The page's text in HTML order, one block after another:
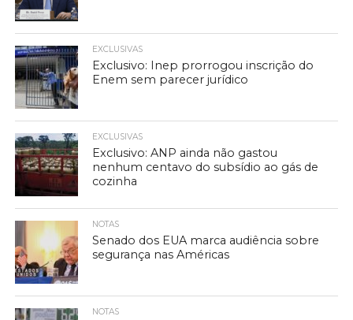
EXCLUSIVAS
Exclusivo: Inep prorrogou inscrição do
Enem sem parecer jurídico
EXCLUSIVAS
Exclusivo: ANP ainda não gastou
nenhum centavo do subsídio ao gás de
cozinha
NOTAS
Senado dos EUA marca audiência sobre
segurança nas Américas
NOTAS